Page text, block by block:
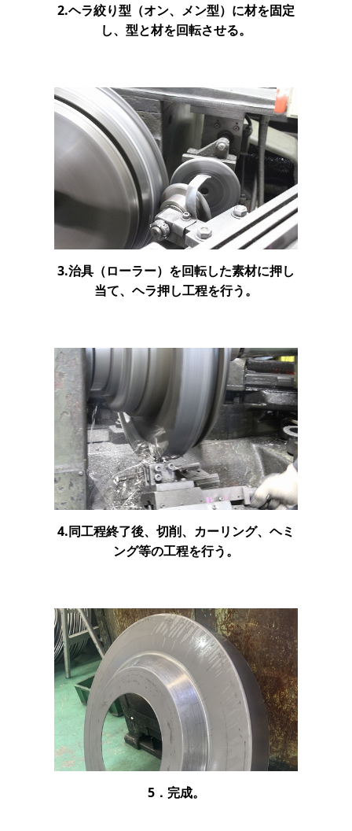
2.ヘラ絞り型（オン、メン型）に材を固定
し、型と材を回転させる。
3.治具（ローラー）を回転した素材に押し
当て、ヘラ押し工程を行う。
4.同工程終了後、切削、カーリング、ヘミ
ング等の工程を行う。
5．完成。